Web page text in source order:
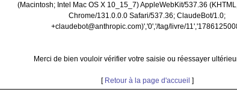
(Macintosh; Intel Mac OS X 10_15_7) AppleWebKit/537.36
Chrome/131.0.0.0 Safari/537.36; ClaudeBot/1.0;
+claudebot@anthropic.com)','0','/tag/livre/
Merci de bien vouloir vérifier votre saisie ou réessayer
[ Retour à la page d'accueil ]